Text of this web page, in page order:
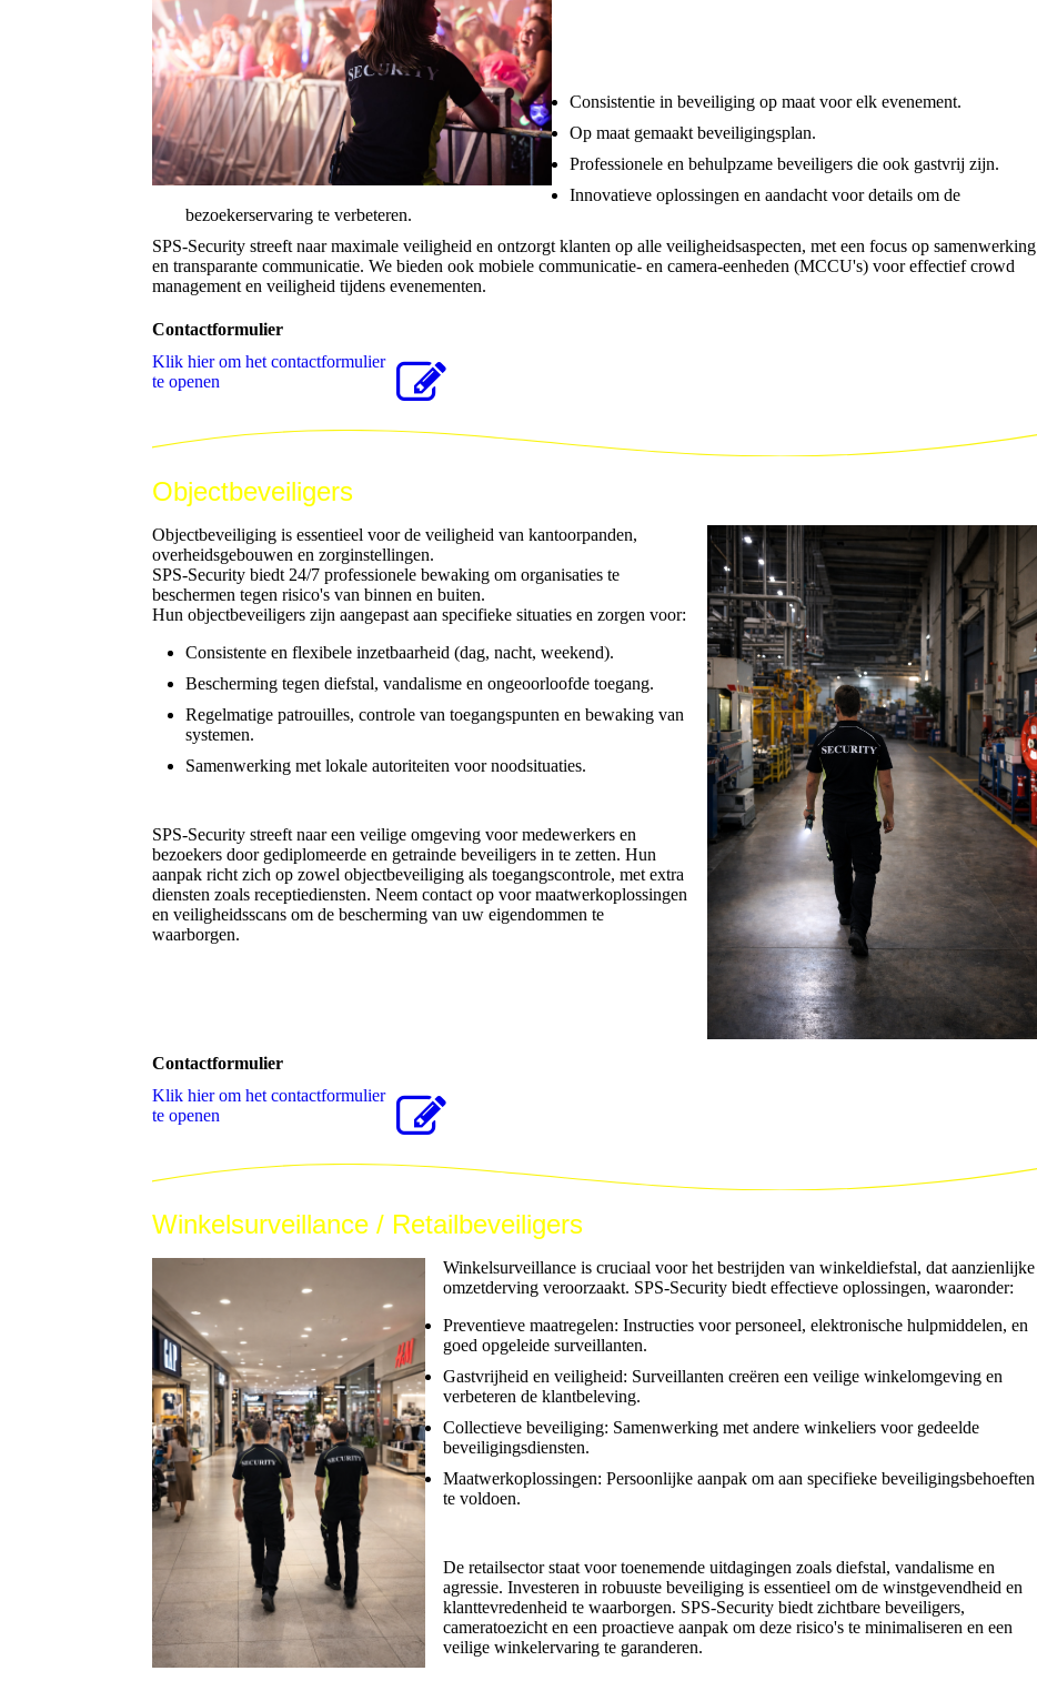
Consistentie in beveiliging op maat voor elk evenement.
Op maat gemaakt beveiligingsplan.
Professionele en behulpzame beveiligers die ook gastvrij zijn.
Innovatieve oplossingen en aandacht voor details om de
bezoekerservaring te verbeteren.
SPS-Security streeft naar maximale veiligheid en ontzorgt klanten op alle veiligheidsaspecten, met een focus op samenwerking
en transparante communicatie. We bieden ook mobiele communicatie- en camera-eenheden (MCCU's) voor effectief crowd
management en veiligheid tijdens evenementen.
Contactformulier
Klik hier om het contactformulier
te openen
Objectbeveiligers
Objectbeveiliging is essentieel voor de veiligheid van kantoorpanden,
overheidsgebouwen en zorginstellingen.
SPS-Security biedt 24/7 professionele bewaking om organisaties te
beschermen tegen risico's van binnen en buiten.
Hun objectbeveiligers zijn aangepast aan specifieke situaties en zorgen voor:
Consistente en flexibele inzetbaarheid (dag, nacht, weekend).
Bescherming tegen diefstal, vandalisme en ongeoorloofde toegang.
Regelmatige patrouilles, controle van toegangspunten en bewaking van
systemen.
Samenwerking met lokale autoriteiten voor noodsituaties.
SPS-Security streeft naar een veilige omgeving voor medewerkers en
bezoekers door gediplomeerde en getrainde beveiligers in te zetten. Hun
aanpak richt zich op zowel objectbeveiliging als toegangscontrole, met extra
diensten zoals receptiediensten. Neem contact op voor maatwerkoplossingen
en veiligheidsscans om de bescherming van uw eigendommen te
waarborgen.
Contactformulier
Klik hier om het contactformulier
te openen
Winkelsurveillance / Retailbeveiligers
Winkelsurveillance is cruciaal voor het bestrijden van winkeldiefstal, dat aanzienlijke
omzetderving veroorzaakt. SPS-Security biedt effectieve oplossingen, waaronder:
Preventieve maatregelen: Instructies voor personeel, elektronische hulpmiddelen, en
goed opgeleide surveillanten.
Gastvrijheid en veiligheid: Surveillanten creëren een veilige winkelomgeving en
verbeteren de klantbeleving.
Collectieve beveiliging: Samenwerking met andere winkeliers voor gedeelde
beveiligingsdiensten.
Maatwerkoplossingen: Persoonlijke aanpak om aan specifieke beveiligingsbehoeften
te voldoen.
De retailsector staat voor toenemende uitdagingen zoals diefstal, vandalisme en
agressie. Investeren in robuuste beveiliging is essentieel om de winstgevendheid en
klanttevredenheid te waarborgen. SPS-Security biedt zichtbare beveiligers,
cameratoezicht en een proactieve aanpak om deze risico's te minimaliseren en een
veilige winkelervaring te garanderen.